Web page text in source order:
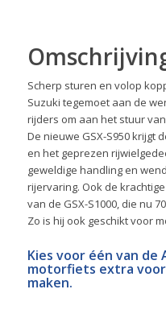
Scherp sturen en volop
Suzuki tegemoet aan de
rijders om aan het stuur
De nieuwe GSX-S950
en het geprezen
geweldige handling en
rijervaring. Ook de
van de GSX-S1000, die nu
Zo is hij ook geschikt voor
Kies voor één van de
motorfiets extra
maken.